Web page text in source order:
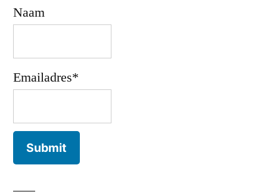
Naam
Emailadres*